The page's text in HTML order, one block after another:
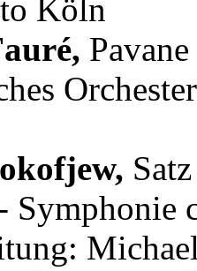
Köln
Symphonie